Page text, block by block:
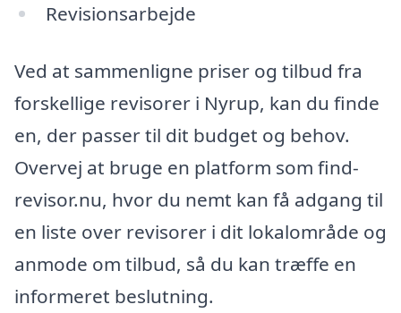
Revisionsarbejde
Ved at sammenligne priser og tilbud fra
forskellige revisorer i Nyrup, kan du finde
en, der passer til dit budget og behov.
Overvej at bruge en platform som find-
revisor.nu, hvor du nemt kan få adgang til
en liste over revisorer i dit lokalområde og
anmode om tilbud, så du kan træffe en
informeret beslutning.